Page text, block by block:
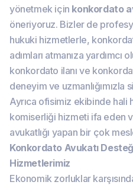
yönetmek için konkordato
öneriyoruz. Bizler de
hukuki hizmetlerle,
adımları atmanıza yardımcı
konkordato ilanı ve
deneyim ve uzmanlığımızla
Ayrıca ofisimiz ekibinde hali
komiserliği hizmeti ifa eden
avukatlığı yapan bir çok
Konkordato Avukatı
Hizmetlerimiz
Ekonomik zorluklar